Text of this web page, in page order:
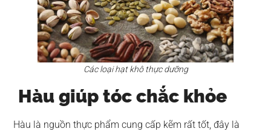
Các loại hạt khô thực dưỡng
Hàu giúp tóc chắc khỏe
Hàu là nguồn thực phẩm cung cấp kẽm rất tốt, đây là